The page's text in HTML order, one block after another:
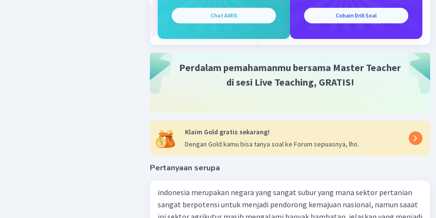
Manajemen data
adalah proses pengelolaan data spasial dalam SIG.
Penyimpanan
Pengelolaan
Pemeliharaan
keseluruhan. Proses ini meliputi:
Pemeliharaan perangkat keras dan perangkat lunak
Pengelolaan keamanan
komponen SIG:
Manajemen data
Chat AiRIS Cobain Drill Soal
Perdalam pemahamanmu bersama Master Teacher
di sesi Live Teaching, GRATIS!
Klaim Gold gratis sekarang!
Dengan Gold kamu bisa tanya soal ke Forum sepuasnya, lho.
Pertanyaan serupa
indonesia merupakan negara yang sangat subur yang mana sektor pertanian
sangat berpotensi untuk menjadi pendorong kemajuan nasional, namun saaat